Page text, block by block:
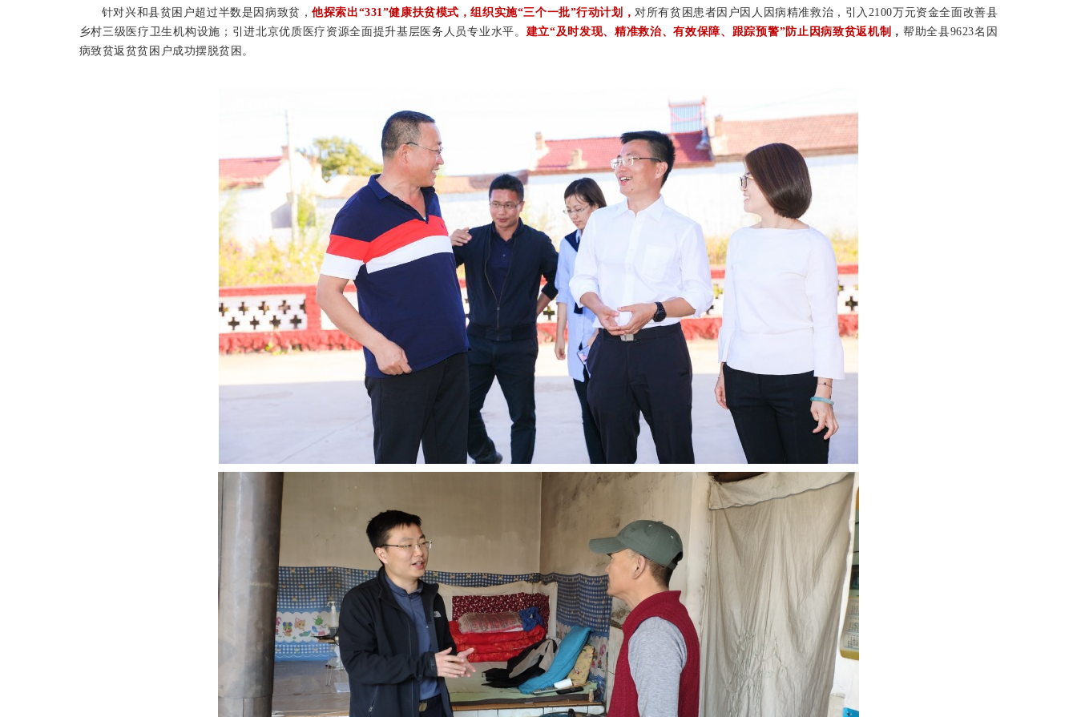
针对兴和县贫困户超过半数是因病致贫，他探索出“331”健康扶贫模式，组织实施“三个一批”行动计划，对所有贫困患者因户因人因病精准救治，引入2100万元资金全面改善县
乡村三级医疗卫生机构设施；引进北京优质医疗资源全面提升基层医务人员专业水平。 建立“及时发现、精准救治、有效保障、跟踪预警”防止因病致贫返机制 ，帮助全县9623名因
病致贫返贫贫困户成功摆脱贫困。